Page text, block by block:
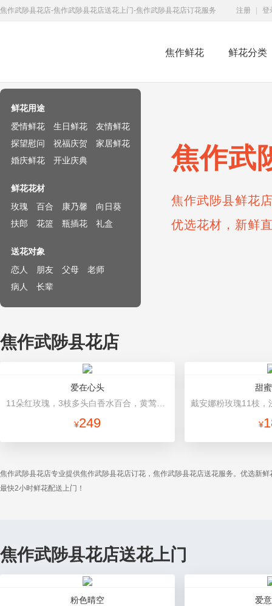
焦作武陟县花店-焦作武陟县花店送花上门-焦作武陟县花店订花服务 注册 登
焦作鲜花 鲜花分类
焦作武
焦作武陟县鲜花
优选花材，新鲜
鲜花用途
爱情鲜花
生日鲜花
友情鲜花
探望慰问
祝福庆贺
家居鲜花
婚庆鲜花
开业庆典
鲜花花材
玫瑰
百合 康乃馨
向日葵
扶郎
花篮 瓶插花 礼盒
送花对象
恋人
朋友 父母
老师
病人
长辈
焦作武陟县花店
爱在心头
¥249
甜
¥
焦作武陟县花店专业提供焦作武陟县花店订花，焦作武陟县花店送花服务。优选新
最快2小时鲜花配送上门！
焦作武陟县花店送花上门
粉色晴空
爱